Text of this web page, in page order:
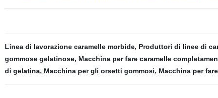
Linea di lavorazione caramelle morbide, Produttori di linee di
gommose gelatinose, Macchina per fare caramelle
di gelatina, Macchina per gli orsetti gommosi, Macchina per